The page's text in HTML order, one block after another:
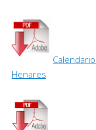
Henares